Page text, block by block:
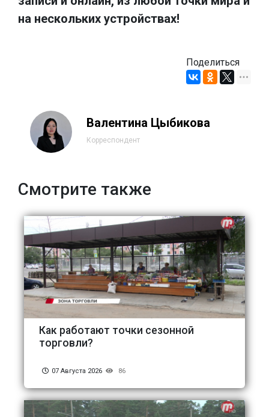
на нескольких устройствах!
Поделиться
Валентина Цыбикова
Корреспондент
Смотрите также
Как работают точки сезонной
торговли?
07 Августа 2026 86